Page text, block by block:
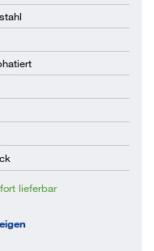
lieferbar